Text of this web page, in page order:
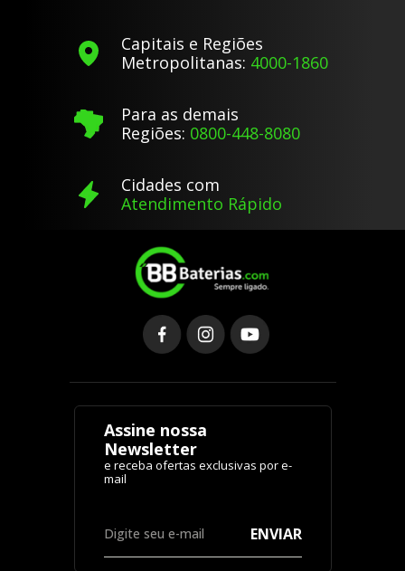
Capitais e Regiões
Metropolitanas: 4000-1860
Para as demais
Regiões: 0800-448-8080
Cidades com
Atendimento Rápido
Assine nossa
Newsletter
ENVIAR